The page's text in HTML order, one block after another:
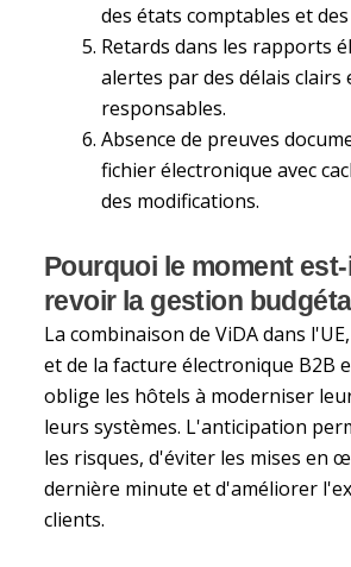
des états comptables et
Retards dans les rapports
alertes par des délais clairs
responsables.
Absence de preuves
fichier électronique avec
des modifications.
Pourquoi le moment
revoir la gestion
La combinaison de ViDA dans
et de la facture électronique B2B
oblige les hôtels à moderniser
leurs systèmes. L'anticipation
les risques, d'éviter les mises en
dernière minute et d'améliorer
clients.